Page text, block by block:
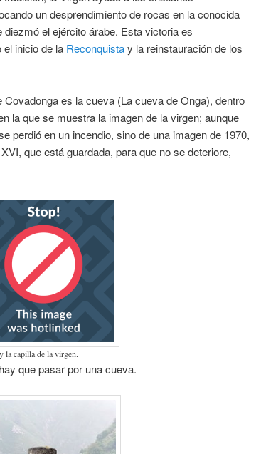
un desprendimiento de rocas en la conocida
diezmó el ejército árabe. Esta victoria es
inicio de la Reconquistay la reinstauración de los
es la cueva (La cueva de Onga), dentro
la que se muestra la imagen de la virgen; aunque
perdió en un incendio, sino de una imagen de 1970,
que está guardada, para que no se deteriore,
la capilla de la virgen.
que pasar por una cueva.